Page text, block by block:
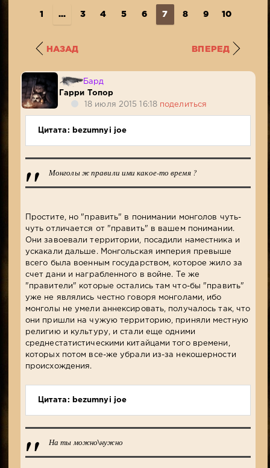
1 ... 3 4 5 6 7 8 9 10
НАЗАД ВПЕРЕД
Бард
Гарри Топор
18 июля 2015 16:18 поделиться
Цитата: bezumnyi joe
Монголы ж правили ими какое-то время ?
Простите, но "править" в понимании монголов чуть-
чуть отличается от "править" в вашем понимании.
Они завоевали территории, посадили наместника и
ускакали дальше. Монгольская империя превыше
всего была военным государством, которое жило за
счет дани и награбленного в войне. Те же
"правители" которые остались там что-бы "править"
уже не являлись честно говоря монголами, ибо
монголы не умели аннексировать, получалось так, что
они пришли на чужую территорию, приняли местную
религию и культуру, и стали еще одними
среднестатистическими китайцами того времени,
которых потом все-же убрали из-за некошерности
происхождения.
Цитата: bezumnyi joe
На ты можно\нужно